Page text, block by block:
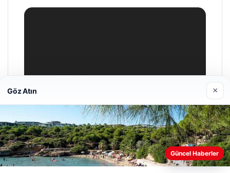
Web sitemizi nasıl kullandığınızı daha iyi anlayabilmek,
Göz Atın ×
Güncel Haberler